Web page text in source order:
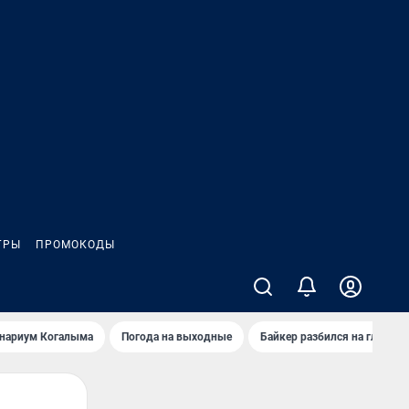
ПРОМОКОДЫ
Когалыма Погода на выходные Байкер разбился на глазах